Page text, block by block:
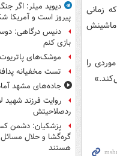
زمانی
ماشینش
را
دیوید میلر: اگر
پیروز است و آمریکا
دنیس درگاهی:
بازی کنم
موشک‌های
تست مخفیانه
جاده‌های مشهد
روایت فرزند شهید
ردصلاحیتش
پزشکیان: دشمن
گره‌گشا و حلال
هستند